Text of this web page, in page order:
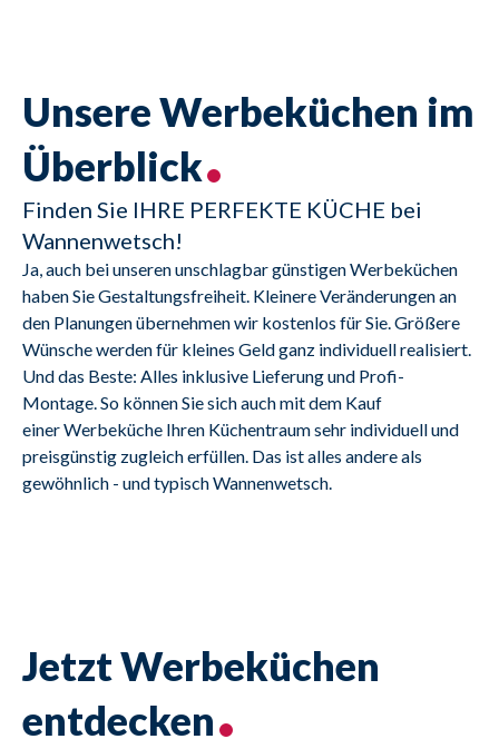
Unsere Werbeküchen im
Überblick
Finden Sie IHRE PERFEKTE KÜCHE bei
Wannenwetsch!
Ja, auch bei unseren unschlagbar günstigen Werbeküchen
haben Sie Gestaltungsfreiheit. Kleinere Veränderungen an
den Planungen übernehmen wir kostenlos für Sie. Größere
Wünsche werden für kleines Geld ganz individuell realisiert.
Und das Beste: Alles inklusive Lieferung und Profi-
Montage. So können Sie sich auch mit dem Kauf
einer Werbeküche Ihren Küchentraum sehr individuell und
preisgünstig zugleich erfüllen. Das ist alles andere als
gewöhnlich - und typisch Wannenwetsch.
Jetzt Werbeküchen
entdecken